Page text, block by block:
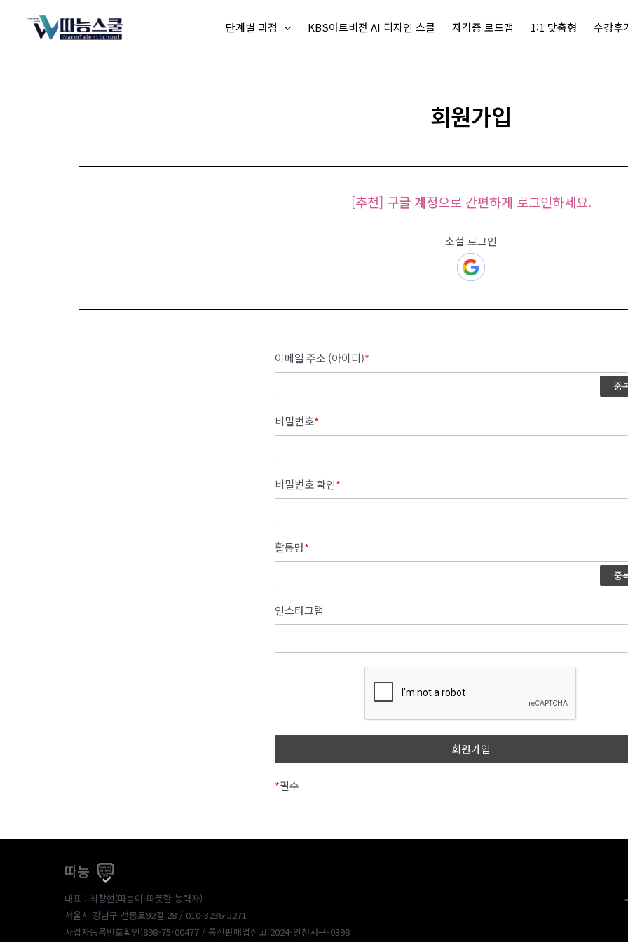
단계별 과정 KBS아트비전 AI 디자인 스쿨 자격증 로드맵 1:1 맞춤형 수강후
회원가입
[추천] 구글 계정으로 간편하게 로그인하세요.
소셜 로그인
이메일 주소 (아이디)*
중
비밀번호*
비밀번호 확인*
활동명*
중
인스타그램
*필수
따능
대표 : 최창현(따능이-따뜻한 능력자)
서울시 강남구 선릉로92길 28 / 010-3236-5271
사업자등록번호확인:898-75-00477 / 통신판매업신고:2024-인천서구-0398